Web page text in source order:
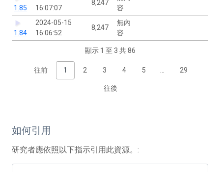
1.85
16:07:07
8,247
容
1.84
2024-05-15
16:06:52
8,247
無內
容
顯示 1 至 3 共 86
往前 1 2 3 4 5 29
往後
如何引用
研究者應依照以下指示引用此資源。: